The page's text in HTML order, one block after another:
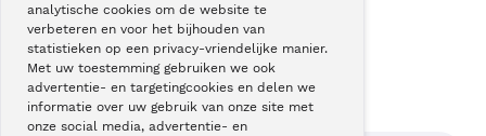
analytische cookies om de website te
verbeteren en voor het bijhouden van
statistieken op een privacy-vriendelijke manier.
Met uw toestemming gebruiken we ook
advertentie- en targetingcookies en delen we
informatie over uw gebruik van onze site met
onze social media, advertentie- en
verhelpen.